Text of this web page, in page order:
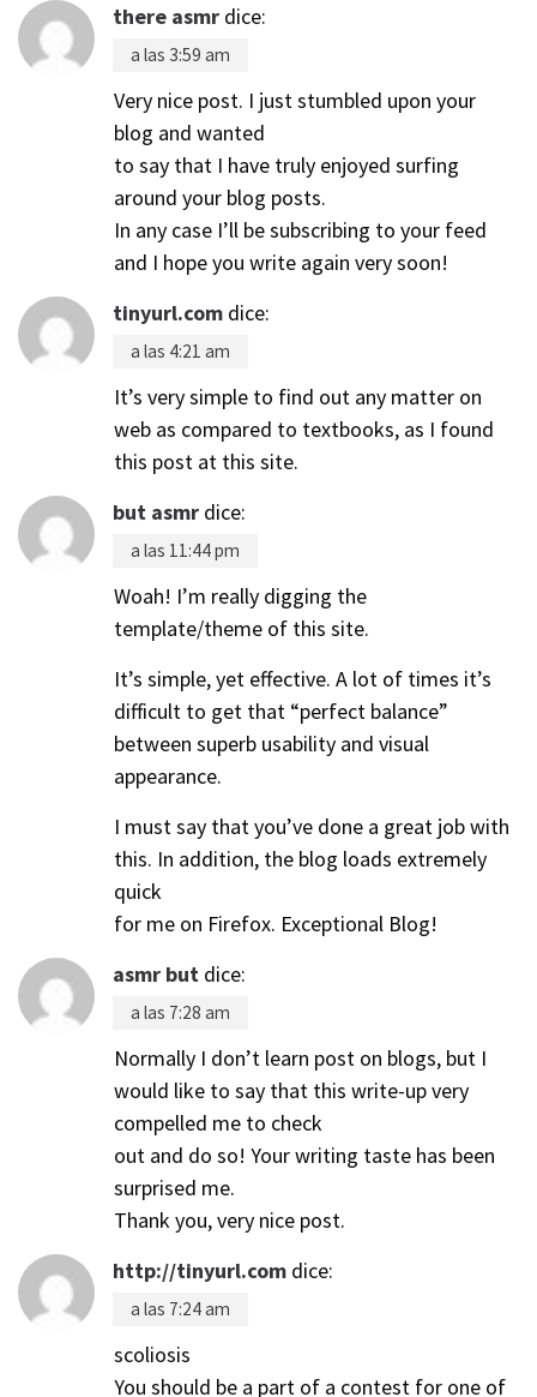
there asmr dice:
a las 3:59 am
Very nice post. I just stumbled upon your
blog and wanted
to say that I have truly enjoyed surfing
around your blog posts.
In any case I’ll be subscribing to your feed
and I hope you write again very soon!
tinyurl.com dice:
a las 4:21 am
It’s very simple to find out any matter on
web as compared to textbooks, as I found
this post at this site.
but asmr dice:
a las 11:44 pm
Woah! I’m really digging the
template/theme of this site.
It’s simple, yet effective. A lot of times it’s
difficult to get that “perfect balance”
between superb usability and visual
appearance.
I must say that you’ve done a great job with
this. In addition, the blog loads extremely
quick
for me on Firefox. Exceptional Blog!
asmr but dice:
a las 7:28 am
Normally I don’t learn post on blogs, but I
would like to say that this write-up very
compelled me to check
out and do so! Your writing taste has been
surprised me.
Thank you, very nice post.
http://tinyurl.com dice:
a las 7:24 am
scoliosis
You should be a part of a contest for one of